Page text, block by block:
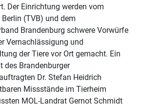
Der Einrichtung werden vom
(TVB) und dem
Brandenburg schwere Vorwürfe
Vernachlässigung und
der Tiere vor Ort gemacht. Ein
des Brandenburger
Dr. Stefan Heidrich
Missstände im Tierheim
MOL-Landrat Gernot Schmidt